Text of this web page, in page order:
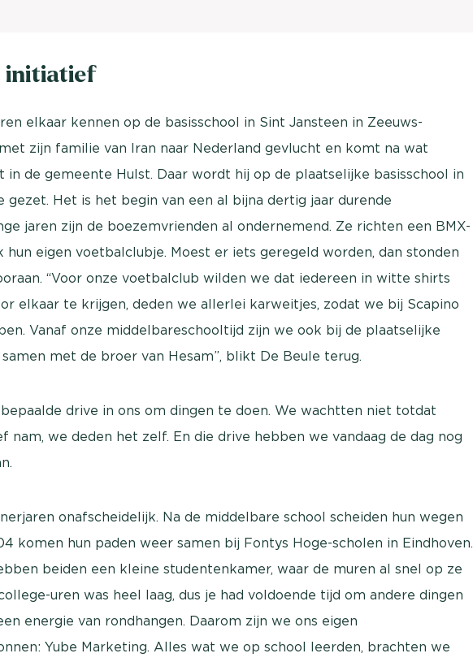
initiatief
elkaar kennen op de basisschool in Sint Jansteen in Zeeuws-
zijn familie van Iran naar Nederland gevlucht en komt na wat
de gemeente Hulst. Daar wordt hij op de plaatselijke basisschool in
gezet. Het is het begin van een al bijna dertig jaar durende
jaren zijn de boezemvrienden al ondernemend. Ze richten een BMX-
eigen voetbalclubje. Moest er iets geregeld worden, dan stonden
“Voor onze voetbalclub wilden we dat iedereen in witte shirts
elkaar te krijgen, deden we allerlei karweitjes, zodat we bij Scapino
Vanaf onze middelbareschooltijd zijn we ook bij de plaatselijke
met de broer van Hesam”, blikt De Beule terug.
drive in ons om dingen te doen. We wachtten niet totdat
nam, we deden het zelf. En die drive hebben we vandaag de dag nog
onafscheidelijk. Na de middelbare school scheiden hun wegen
komen hun paden weer samen bij Fontys Hoge-scholen in Eindhoven.
beiden een kleine studentenkamer, waar de muren al snel op ze
uren was heel laag, dus je had voldoende tijd om andere dingen
energie van rondhangen. Daarom zijn we ons eigen
Yube Marketing. Alles wat we op school leerden, brachten we